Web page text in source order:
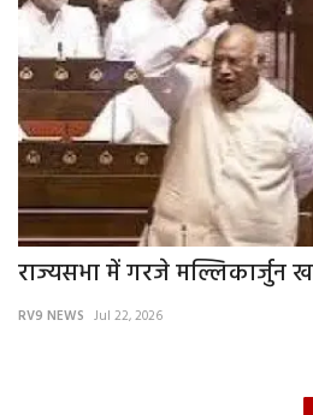
राज्यसभा में गरजे मल्लिकार्जुन
RV9 NEWS Jul 22, 2026